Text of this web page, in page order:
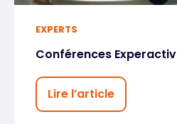
EXPERTS
Conférences Experactiv
Lire l’article